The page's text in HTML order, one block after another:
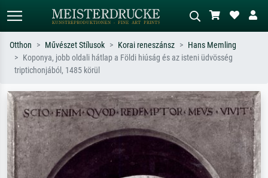
Alap keresés
szerint – pl. Monet, Csillagos éj,
impresszionizmus, Hokusai-hullám,
akt.
piros absztrakt, sötét olajkép, álló akt
egy fa mellett.
Otthon Művészet Stílusok Korai reneszánsz
Hans Memling
Koponya, jobb oldali hátlap a Földi hiúság és az isteni üdvösség
triptichonjából, 1485 körül